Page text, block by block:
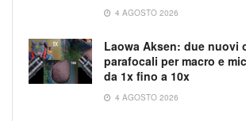
4 AGOSTO 2026
Laowa Aksen: due nuovi
parafocali per macro e
da 1x fino a 10x
4 AGOSTO 2026